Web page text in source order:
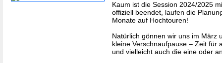
Kaum ist die Session 2024/2025
offiziell beendet, laufen die
Monate auf Hochtouren!
Natürlich gönnen wir uns im März
kleine Verschnaufpause – Zeit für
und vielleicht auch die eine oder